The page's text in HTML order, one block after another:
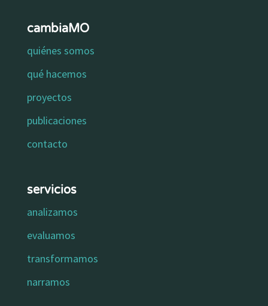
cambiaMO
quiénes somos
qué hacemos
proyectos
publicaciones
contacto
servicios
analizamos
evaluamos
transformamos
narramos